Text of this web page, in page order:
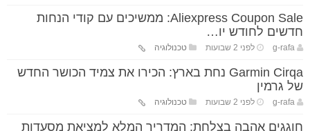
Aliexpress Coupon Sale: ממשיכים עם קודי הנחות
חדשים לחודש יו…
g-rafa לפני 2 שבועות טכנולוגיה
Garmin Cirqa נחת בארץ: הכירו את צמיד הכושר החדש
של גרמין
g-rafa לפני 2 שבועות טכנולוגיה
חוגגים אהבה בצלחת: המדריך המלא למציאת מסעדות